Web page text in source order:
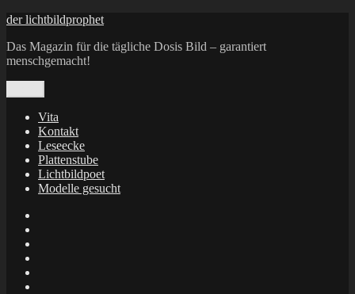
Zum
springen
der lichtbildprophet
Das Magazin für die tägliche Dosis Bild – garantiert
menschgemacht!
Vita
Kontakt
Leseecke
Plattenstube
Lichtbildpoet
Modelle gesucht